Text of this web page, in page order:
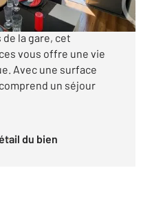
ville de Boissy-Saint-
de la gare, cet
vous offre une vie
Avec une surface
un séjour
du bien